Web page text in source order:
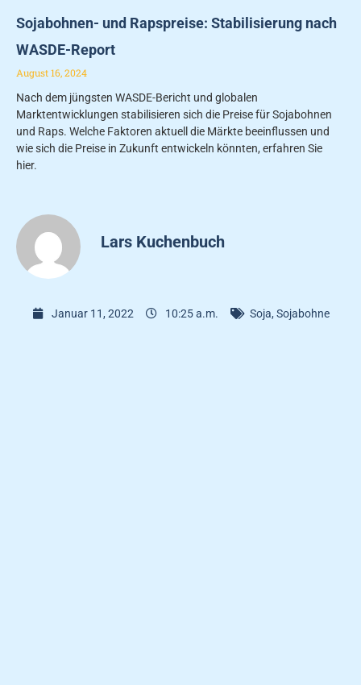
Sojabohnen- und Rapspreise: Stabilisierung nach
WASDE-Report
August 16, 2024
Nach dem jüngsten WASDE-Bericht und globalen
Marktentwicklungen stabilisieren sich die Preise für Sojabohnen
und Raps. Welche Faktoren aktuell die Märkte beeinflussen und
wie sich die Preise in Zukunft entwickeln könnten, erfahren Sie
hier.
Lars Kuchenbuch
Januar 11, 2022 10:25 a.m. Soja, Sojabohne